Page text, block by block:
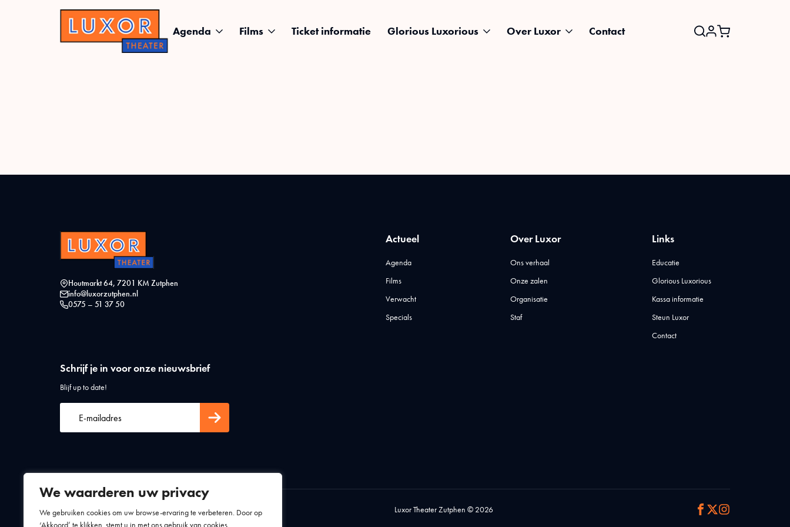
We waarderen uw privacy
We gebruiken cookies om uw browse-ervaring te verbeteren. Door op
‘Akkoord’ te klikken, stemt u in met ons gebruik van cookies.
Agenda Films Ticket informatie Glorious Luxorious Over Luxor
Contact
Houtmarkt 64, 7201 KM Zutphen
info@luxorzutphen.nl
0575 – 51 37 50
Actueel
Agenda
Films
Verwacht
Specials
Over Luxor
Ons verhaal
Onze zalen
Organisatie
Staf
Links
Educatie
Glorious Luxorious
Kassa informatie
Steun Luxor
Contact
Schrijf je in voor onze nieuwsbrief
Blijf up to date!
Algemene voorwaardenPrivacy statement Luxor Theater Zutphen © 2026